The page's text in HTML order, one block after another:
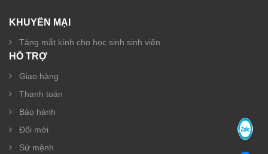
KHUYẾN MẠI
Tặng mắt kính cho học sinh sinh viên
HỖ TRỢ
Giao hàng
Thanh toán
Bảo hành
Đổi mới
Sứ mệnh